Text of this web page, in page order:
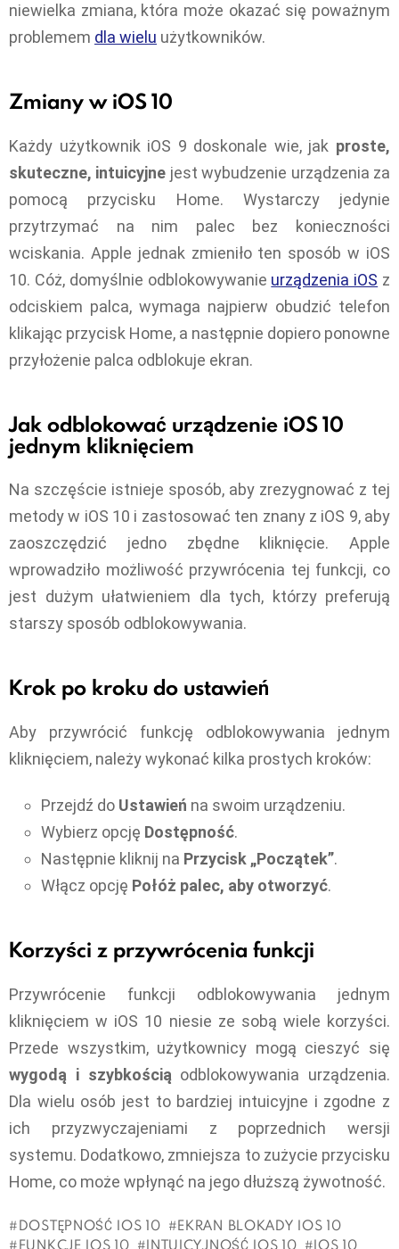
niewielka zmiana, która może okazać się poważnym
problemem dla wielu użytkowników.
Zmiany w iOS 10
Każdy użytkownik iOS 9 doskonale wie, jak proste,
skuteczne, intuicyjne jest wybudzenie urządzenia za
pomocą przycisku Home. Wystarczy jedynie
przytrzymać na nim palec bez konieczności
wciskania. Apple jednak zmieniło ten sposób w iOS
10. Cóż, domyślnie odblokowywanie urządzenia iOS z
odciskiem palca, wymaga najpierw obudzić telefon
klikając przycisk Home, a następnie dopiero ponowne
przyłożenie palca odblokuje ekran.
Jak odblokować urządzenie iOS 10
jednym kliknięciem
Na szczęście istnieje sposób, aby zrezygnować z tej
metody w iOS 10 i zastosować ten znany z iOS 9, aby
zaoszczędzić jedno zbędne kliknięcie. Apple
wprowadziło możliwość przywrócenia tej funkcji, co
jest dużym ułatwieniem dla tych, którzy preferują
starszy sposób odblokowywania.
Krok po kroku do ustawień
Aby przywrócić funkcję odblokowywania jednym
kliknięciem, należy wykonać kilka prostych kroków:
Przejdź do Ustawień na swoim urządzeniu.
Wybierz opcję Dostępność.
Następnie kliknij na Przycisk „Początek”.
Włącz opcję Połóż palec, aby otworzyć.
Korzyści z przywrócenia funkcji
Przywrócenie funkcji odblokowywania jednym
kliknięciem w iOS 10 niesie ze sobą wiele korzyści.
Przede wszystkim, użytkownicy mogą cieszyć się
wygodą i szybkością odblokowywania urządzenia.
Dla wielu osób jest to bardziej intuicyjne i zgodne z
ich przyzwyczajeniami z poprzednich wersji
systemu. Dodatkowo, zmniejsza to zużycie przycisku
Home, co może wpłynąć na jego dłuższą żywotność.
DOSTĘPNOŚĆ IOS 10
EKRAN BLOKADY IOS 10
FUNKCJE IOS 10
INTUICYJNOŚĆ IOS 10
IOS 10